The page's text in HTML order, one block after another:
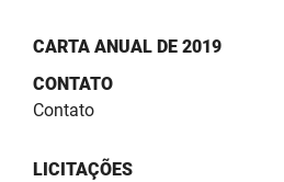
CARTA ANUAL DE 2019
CONTATO
Contato
LICITAÇÕES